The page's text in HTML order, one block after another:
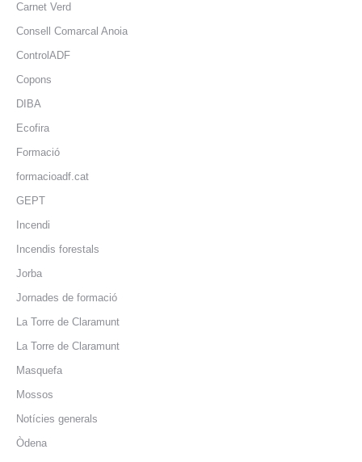
Carnet Verd
Consell Comarcal Anoia
ControlADF
Copons
DIBA
Ecofira
Formació
formacioadf.cat
GEPT
Incendi
Incendis forestals
Jorba
Jornades de formació
La Torre de Claramunt
La Torre de Claramunt
Masquefa
Mossos
Notícies generals
Òdena